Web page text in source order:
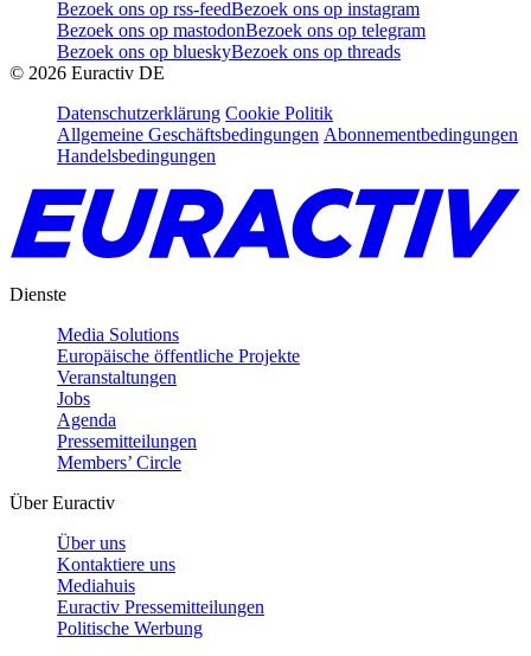
Bezoek ons op rss-feedBezoek ons op instagram
Bezoek ons op mastodonBezoek ons op telegram
Bezoek ons op blueskyBezoek ons op threads
© 2026 Euractiv DE
Datenschutzerklärung Cookie Politik
Allgemeine Geschäftsbedingungen Abonnementbedingungen
Handelsbedingungen
Dienste
Media Solutions
Europäische öffentliche Projekte
Veranstaltungen
Jobs
Agenda
Pressemitteilungen
Members’ Circle
Über Euractiv
Über uns
Kontaktiere uns
Mediahuis
Euractiv Pressemitteilungen
Politische Werbung